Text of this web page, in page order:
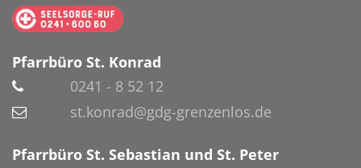
Pfarrbüro St. Konrad
0241 - 8 52 12
st.konrad@gdg-grenzenlos.de
Pfarrbüro St. Sebastian und St. Peter